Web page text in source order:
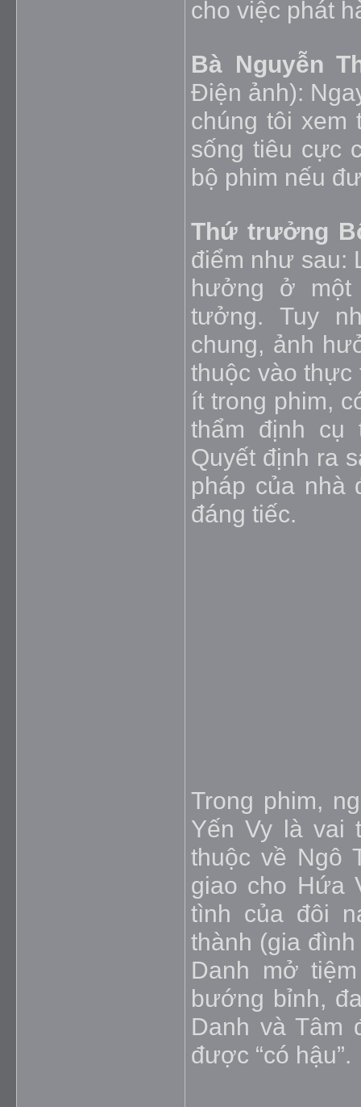
cho việc phát
Bà Nguyễn
Điện ảnh):
chúng tôi
sống tiêu cực
bộ phim nếu
Thứ trưởng
điểm như sau:
hưởng ở
tưởng. Tuy
chung, ảnh
thuộc vào thực
ít trong phim,
thẩm định cụ
Quyết định ra
pháp của nhà
đáng
Trong phim,
Yến Vy là vai
thuộc về Ngô
giao cho Hứa
tình của đôi
thành (gia
Danh mở
bướng bỉnh,
Danh và Tâm
được “có hậu”.